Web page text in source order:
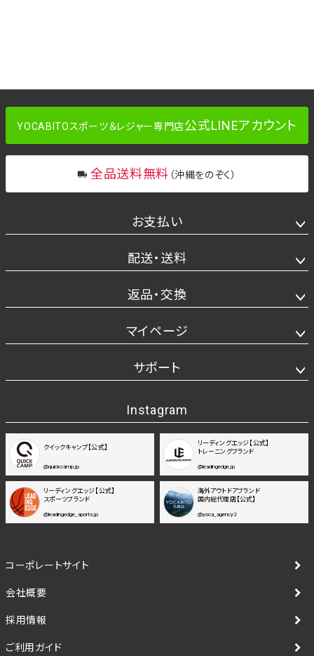
YOCABITOスポーツ＆レジャー専門店公式LINEアカウント
全品送料無料 （沖縄をのぞく）
お支払い
配送・送料
返品・交換
マイページ
サポート
Instagram
クイックキャンプ【公式】
@quickcamp.jp
リーディングエッジ【公式】
トレーニングブランド
@leadingedge.jp
リーディングエッジ【公式】
スポーツブランド
@leadingedge_sports.jp
海外アウトドアブランド
国内総代理店【公式】
@yoca_agency2
コーポレートサイト
会社概要
採用情報
ご利用ガイド